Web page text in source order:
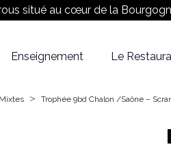
situé au cœur de la
Enseignement Le
Mixtes > Trophée 9bd Chalon /Saône –